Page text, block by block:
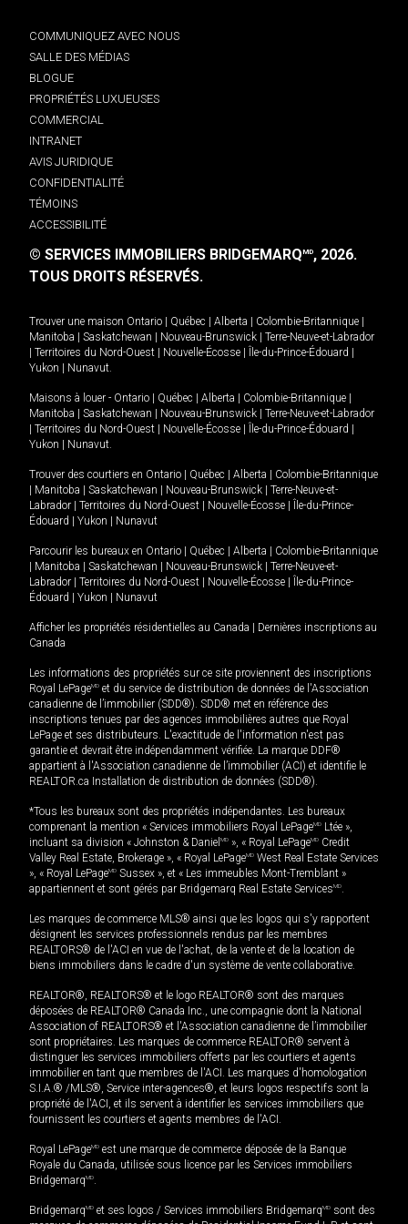
COMMUNIQUEZ AVEC NOUS
SALLE DES MÉDIAS
BLOGUE
PROPRIÉTÉS LUXUEUSES
COMMERCIAL
INTRANET
AVIS JURIDIQUE
CONFIDENTIALITÉ
TÉMOINS
ACCESSIBILITÉ
© SERVICES IMMOBILIERS BRIDGEMARQMD, 2026.
TOUS DROITS RÉSERVÉS.
Trouver une maison Ontario Québec Alberta Colombie-Britannique
Manitoba
Saskatchewan Nouveau-Brunswick
Terre-Neuve-et-Labrador
Territoires du Nord-Ouest Nouvelle-Écosse Île-du-Prince-Édouard
Yukon
Nunavut.
Maisons à louer - Ontario Québec Alberta Colombie-Britannique
Manitoba
Saskatchewan Nouveau-Brunswick
Terre-Neuve-et-Labrador
Territoires du Nord-Ouest Nouvelle-Écosse Île-du-Prince-Édouard
Yukon
Nunavut.
Trouver des courtiers en Ontario Québec Alberta
Colombie-Britannique
Manitoba Saskatchewan Nouveau-Brunswick
Terre-Neuve-et-
Labrador
Territoires du Nord-Ouest Nouvelle-Écosse
Île-du-Prince-
Édouard
Yukon Nunavut
Parcourir les bureaux en Ontario Québec Alberta
Colombie-Britannique
Manitoba Saskatchewan Nouveau-Brunswick
Terre-Neuve-et-
Labrador
Territoires du Nord-Ouest Nouvelle-Écosse
Île-du-Prince-
Édouard
Yukon Nunavut
Afficher les propriétés résidentielles au Canada
Dernières inscriptions au
Canada
Les informations des propriétés sur ce site proviennent des inscriptions
Royal LePageMD et du service de distribution de données de l'Association
canadienne de l’immobilier (SDD®). SDD® met en référence des
inscriptions tenues par des agences immobilières autres que Royal
LePage et ses distributeurs. L'exactitude de l'information n'est pas
garantie et devrait être indépendamment vérifiée. La marque DDF®
appartient à l'Association canadienne de l’immobilier (ACI) et identifie le
REALTOR.ca Installation de distribution de données (SDD®).
*Tous les bureaux sont des propriétés indépendantes. Les bureaux
comprenant la mention « Services immobiliers Royal LePageMD Ltée »,
incluant sa division « Johnston & Daniel MD », « Royal LePageMD Credit
Valley Real Estate, Brokerage », « Royal LePageMD West Real Estate Services
», « Royal LePageMD Sussex », et « Les immeubles Mont-Tremblant »
appartiennent et sont gérés par Bridgemarq Real Estate ServicesMD.
Les marques de commerce MLS® ainsi que les logos qui s'y rapportent
désignent les services professionnels rendus par les membres
REALTORS® de l'ACI en vue de l'achat, de la vente et de la location de
biens immobiliers dans le cadre d'un système de vente collaborative.
REALTOR®, REALTORS® et le logo REALTOR® sont des marques
déposées de REALTOR® Canada Inc., une compagnie dont la National
Association of REALTORS® et l'Association canadienne de l’immobilier
sont propriétaires. Les marques de commerce REALTOR® servent à
distinguer les services immobiliers offerts par les courtiers et agents
immobilier en tant que membres de l'ACI. Les marques d'homologation
S.I.A.® /MLS®, Service inter-agences®, et leurs logos respectifs sont la
propriété de l'ACI, et ils servent à identifier les services immobiliers que
fournissent les courtiers et agents membres de l'ACI.
Royal LePageMD est une marque de commerce déposée de la Banque
Royale du Canada, utilisée sous licence par les Services immobiliers
BridgemarqMD.
BridgemarqMD et ses logos / Services immobiliers BridgemarqMD sont des